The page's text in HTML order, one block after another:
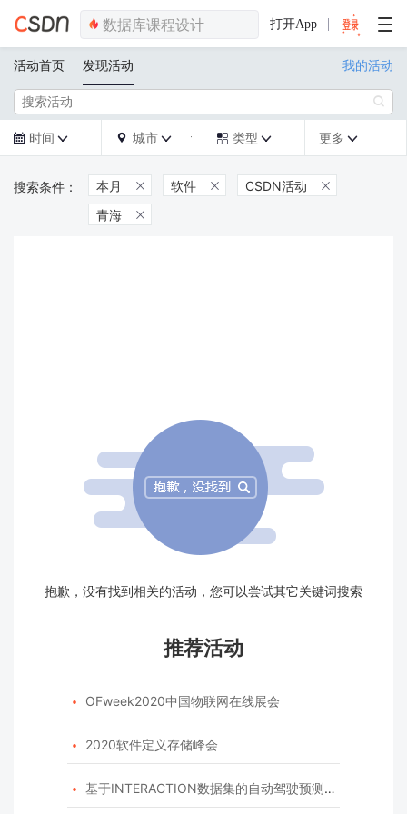
打开App
活动首页 发现活动 我的活动

 时间   城市   类型  更多 
本月  软件  CSDN活动 
青海 
抱歉，没有找到相关的活动，您可以尝试其它关键词搜索
推荐活动
 OFweek2020中国物联网在线展会
 2020软件定义存储峰会
 基于INTERACTION数据集的自动驾驶预测模型挑战赛